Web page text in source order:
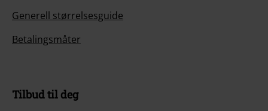
Generell størrelsesguide
Betalingsmåter
Tilbud til deg